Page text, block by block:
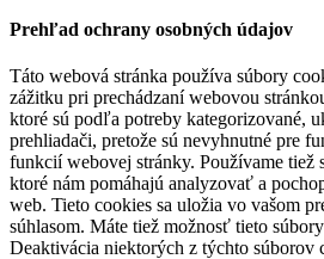
Prehľad ochrany osobných údajov
Táto webová stránka používa súbory
zážitku pri prechádzaní webovou
ktoré sú podľa potreby kategorizované,
prehliadači, pretože sú nevyhnutné pre
funkcií webovej stránky. Používame tiež
ktoré nám pomáhajú analyzovať a
web. Tieto cookies sa uložia vo vašom
súhlasom. Máte tiež možnosť tieto
Deaktivácia niektorých z týchto súborov